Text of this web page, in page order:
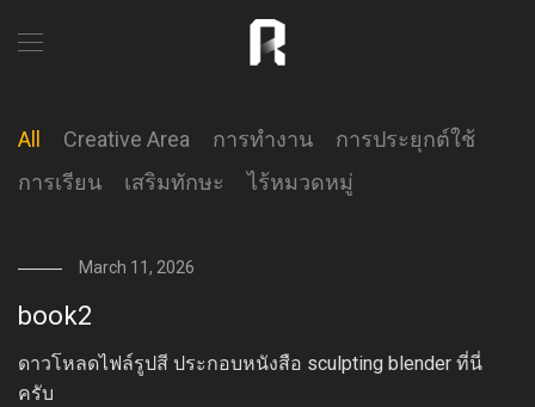
All Creative Area การทำงาน
การประยุกต์ใช้
การเรียน
เสริมทักษะ ไร้หมวดหมู่
March 11, 2026
book2
ดาวโหลดไฟล์รูปสี ประกอบหนังสือ sculpting blender ที่นี่
ครับ